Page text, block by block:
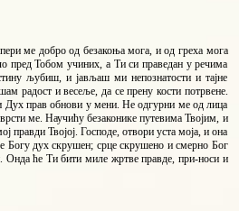
ме добро од безакоња мога, и од греха мога
пред Тобом учиних, а Ти си праведан у речима
љубиш, и јављаш ми непознатости и тајне
радост и весеље, да се прену кости потрвене.
Дух прав обнови у мени. Не одгурни ме од лица
ме. Научићу безаконике путевима Твојим, и
правди Твојој. Господе, отвори уста моја, и она
Богу дух скрушен; срце скрушено и смерно Бог
Онда ће Ти бити миле жртве правде, при-носи и